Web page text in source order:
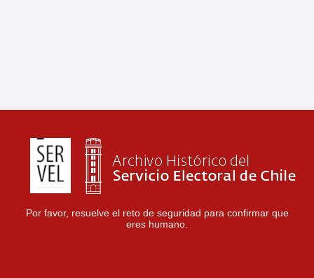
Por favor, resuelve el reto de seguridad para confirmar que
eres humano.